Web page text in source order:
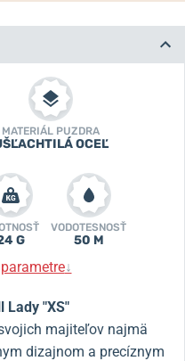
MATERIÁL PUZDRA
OCEĽ
G
VODOTESNOSŤ
50 M
↓
Lady "XS"
majiteľov najmä
dizajnom a precíznym